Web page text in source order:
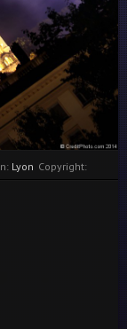
Copyright:
Lyon